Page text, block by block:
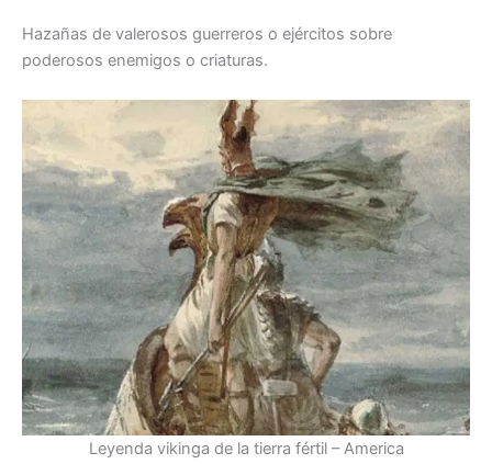
Hazañas de valerosos guerreros o ejércitos sobre
poderosos enemigos o criaturas.
Leyenda vikinga de la tierra fértil – America